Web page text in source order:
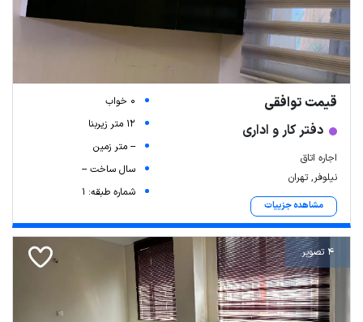
قیمت توافقی
دفتر کار و اداری
اجاره اتاق
نیلوفر, تهران
مشاهده جزییات
0 خواب
12 متر زیربنا
-- متر زمین
سال ساخت --
شماره طبقه: 1
4 تصویر